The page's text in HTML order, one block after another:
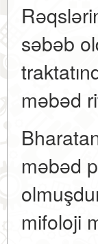
səbəb
məbəd
məbəd
mifoloji